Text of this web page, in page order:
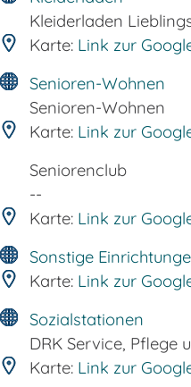
Kleiderladen
Karte: Link zur
Senioren-Wohnen
Senioren-Wohnen
Karte: Link zur
Seniorenclub
--
Karte: Link zur
Sonstige
Karte: Link zur
Sozialstationen
DRK Service, Pflege
Karte: Link zur